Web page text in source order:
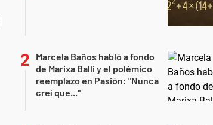
Marcela Baños habló a fondo
de Marixa Balli y el polémico
reemplazo en Pasión: "Nunca
creí que..."